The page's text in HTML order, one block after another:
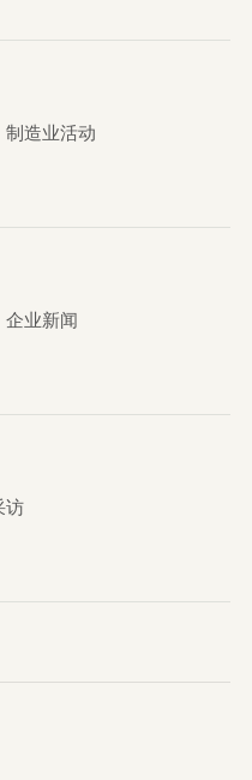
造业活动
业新闻
访